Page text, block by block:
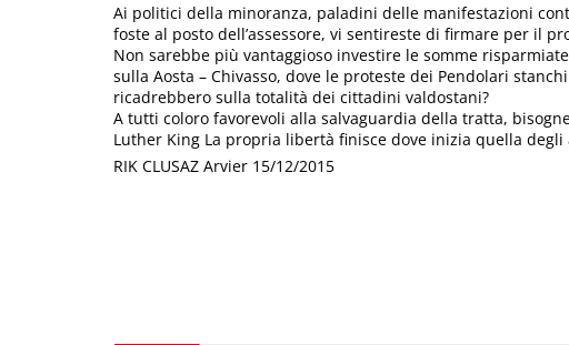
Ai politici della minoranza, paladini delle manifestazioni
foste al posto dell’assessore, vi sentireste di firmare per il
Non sarebbe più vantaggioso investire le somme
sulla Aosta – Chivasso, dove le proteste dei Pendolari
ricadrebbero sulla totalità dei cittadini valdostani?
A tutti coloro favorevoli alla salvaguardia della tratta,
Luther King La propria libertà finisce dove inizia quella degli
RIK CLUSAZ Arvier 15/12/2015